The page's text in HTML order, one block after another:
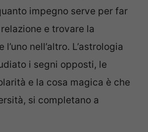
impegno serve per far
e trovare la
nell’altro. L’astrologia
i segni opposti, le
e la cosa magica è che
si completano a